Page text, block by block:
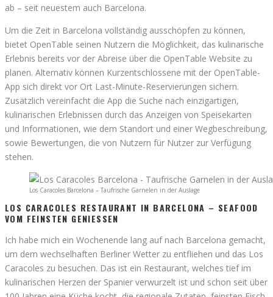
ab – seit neuestem auch Barcelona.
Um die Zeit in Barcelona vollständig ausschöpfen zu können,
bietet OpenTable seinen Nutzern die Möglichkeit, das kulinarische
Erlebnis bereits vor der Abreise über die OpenTable Website zu
planen. Alternativ können Kurzentschlossene mit der OpenTable-
App sich direkt vor Ort Last-Minute-Reservierungen sichern.
Zusätzlich vereinfacht die App die Suche nach einzigartigen,
kulinarischen Erlebnissen durch das Anzeigen von Speisekarten
und Informationen, wie dem Standort und einer Wegbeschreibung,
sowie Bewertungen, die von Nutzern für Nutzer zur Verfügung
stehen.
Los Caracoles Barcelona – Taufrische Garnelen in der Auslage
LOS CARACOLES RESTAURANT IN BARCELONA – SEAFOOD
VOM FEINSTEN GENIESSEN
Ich habe mich ein Wochenende lang auf nach Barcelona gemacht,
um dem wechselhaften Berliner Wetter zu entfliehen und das Los
Caracoles zu besuchen. Das ist ein Restaurant, welches tief im
kulinarischen Herzen der Spanier verwurzelt ist und schon seit über